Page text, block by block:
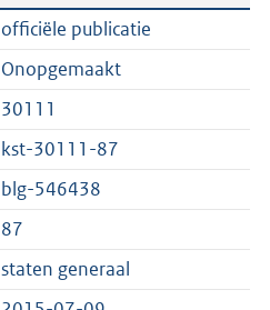
n
d
s
r
o
o
t
e
a
n
d
g
r
o
t
t
officiële publicatie
Onopgemaakt
30111
kst-30111-87
blg-546438
87
staten generaal